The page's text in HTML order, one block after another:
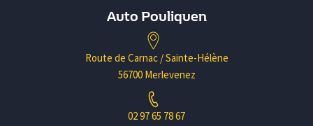
Auto Pouliquen
Route de Carnac / Sainte-Hélène
56700 Merlevenez
02 97 65 78 67